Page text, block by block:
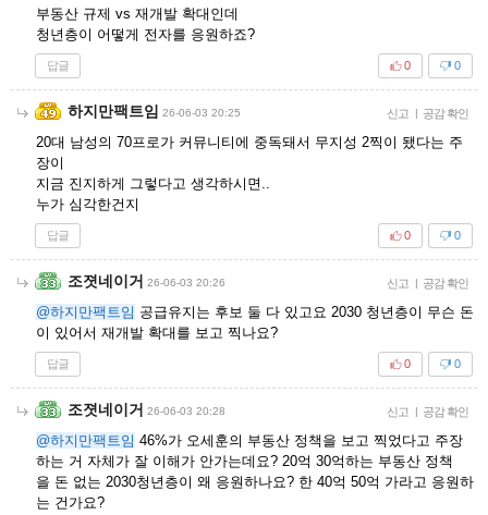
부동산 규제 vs 재개발 확대인데
청년층이 어떻게 전자를 응원하죠?
답글 0
0
하지만팩트임 26-06-03 20:25 신고 | 공감 확인
20대 남성의 70프로가 커뮤니티에 중독돼서 무지성 2찍이 됐다는 주
장이
지금 진지하게 그렇다고 생각하시면..
누가 심각한건지
답글 0
0
조졋네이거 26-06-03 20:26 신고 | 공감 확인
@하지만팩트임 공급유지는 후보 둘 다 있고요 2030 청년층이 무슨 돈
이 있어서 재개발 확대를 보고 찍나요?
답글 0
0
조졋네이거 26-06-03 20:28 신고 | 공감 확인
@하지만팩트임 46%가 오세훈의 부동산 정책을 보고 찍었다고 주장
하는 거 자체가 잘 이해가 안가는데요? 20억 30억하는 부동산 정책
을 돈 없는 2030청년층이 왜 응원하나요? 한 40억 50억 가라고 응원하
는 건가요?